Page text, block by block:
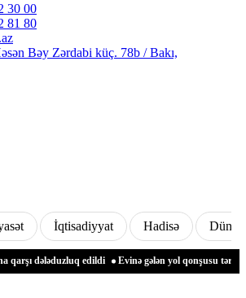
30 00
81 80
Bəy Zərdabi küç. 78b / Bakı,
İqtisadiyyat Hadisə Dünya
edildi Evinə gələn yol qonşusu tərəfindən zəbt edilən